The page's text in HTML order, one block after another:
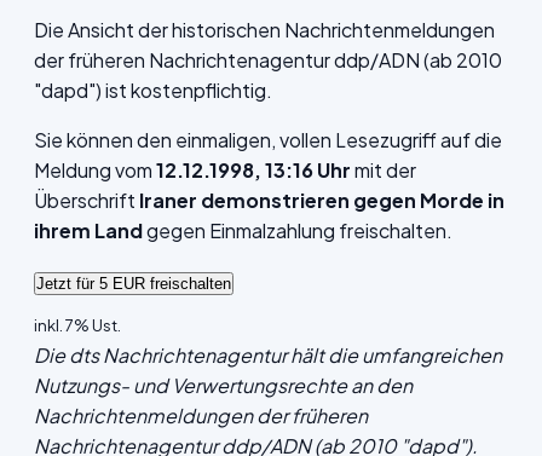
Die Ansicht der historischen Nachrichtenmeldungen
der früheren Nachrichtenagentur ddp/ADN (ab 2010
"dapd") ist kostenpflichtig.
Sie können den einmaligen, vollen Lesezugriff auf die
Meldung vom12.12.1998, 13:16 Uhrmit der
Überschrift Iraner demonstrieren gegen Morde in
ihrem Landgegen Einmalzahlung freischalten.
inkl. 7% Ust.
Die dts Nachrichtenagentur hält die umfangreichen
Nutzungs- und Verwertungsrechte an den
Nachrichtenmeldungen der früheren
Nachrichtenagentur ddp/ADN (ab 2010 "dapd").